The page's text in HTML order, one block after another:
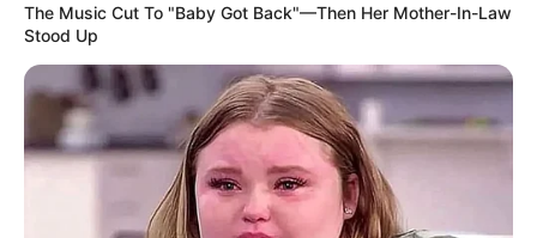
The Music Cut To "Baby Got Back"—Then Her Mother-In-Law
Stood Up